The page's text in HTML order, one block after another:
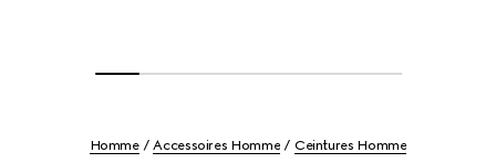
Homme Accessoires Homme Ceintures Homme